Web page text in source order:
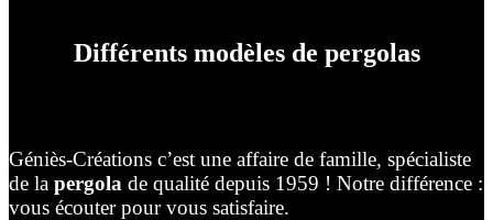
Différents modèles de pergolas
Géniès-Créations c’est une affaire de famille, spécialiste
de la pergola de qualité depuis 1959 ! Notre différence :
vous écouter pour vous satisfaire.